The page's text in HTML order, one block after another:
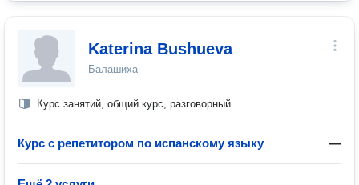
Katerina Bushueva
Балашиха
Курс занятий, общий курс, разговорный
Курс с репетитором по испанскому языку —